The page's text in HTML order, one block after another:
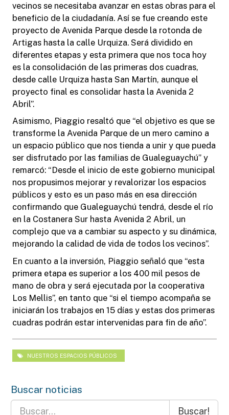
vecinos se necesitaba avanzar en estas obras para el
beneficio de la ciudadanía. Así se fue creando este
proyecto de Avenida Parque desde la rotonda de
Artigas hasta la calle Urquiza. Será dividido en
diferentes etapas y esta primera que nos toca hoy
es la consolidación de las primeras dos cuadras,
desde calle Urquiza hasta San Martín, aunque el
proyecto final es consolidar hasta la Avenida 2
Abril”.
Asimismo, Piaggio resaltó que “el objetivo es que se
transforme la Avenida Parque de un mero camino a
un espacio público que nos tienda a unir y que pueda
ser disfrutado por las familias de Gualeguaychú” y
remarcó: “Desde el inicio de este gobierno municipal
nos propusimos mejorar y revalorizar los espacios
públicos y esto es un paso más en esa dirección
confirmando que Gualeguaychú tendrá, desde el río
en la Costanera Sur hasta Avenida 2 Abril, un
complejo que va a cambiar su aspecto y su dinámica,
mejorando la calidad de vida de todos los vecinos”.
En cuanto a la inversión, Piaggio señaló que “esta
primera etapa es superior a los 400 mil pesos de
mano de obra y será ejecutada por la cooperativa
Los Mellis”, en tanto que “si el tiempo acompaña se
iniciarán los trabajos en 15 días y estas dos primeras
cuadras podrán estar intervenidas para fin de año”.
NUESTROS ESPACIOS PÚBLICOS
Buscar noticias
Buscar!